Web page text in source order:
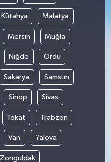
Kütahya Malatya
Mersin Muğla
Niğde Ordu
Sakarya Samsun
Sinop Sivas
Tokat Trabzon
Van Yalova
Zonguldak